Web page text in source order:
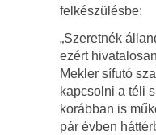
felkészülésbe:
„Szeretnék
ezért
Mekler sífutó
kapcsolni a téli
korábban is
pár évben